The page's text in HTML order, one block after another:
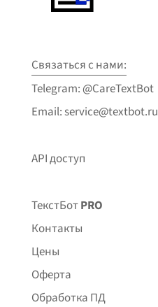
Связаться с нами:
Telegram: @CareTextBot
Email: service@textbot.ru
API доступ
ТекстБотPRO
Контакты
Цены
Оферта
Обработка ПД